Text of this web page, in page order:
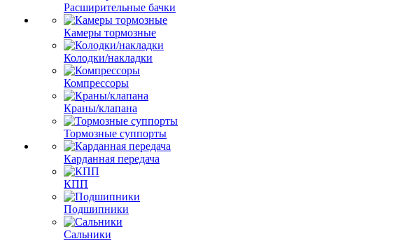
Расширительные бачки
Камеры тормозные
Колодки/накладки
Компрессоры
Краны/клапана
Тормозные суппорты
Карданная передача
КПП
Подшипники
Сальники